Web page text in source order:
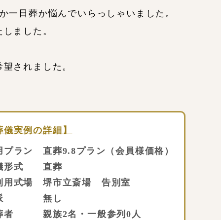
日葬か悩んでいらっしゃいました。
ました。
されました。
儀実例の詳細】
プラン 直葬9.8プラン（会員様価格）
形式 直葬
用式場 堺市立斎場 告別室
派 無し
者 親族2名・一般参列0人